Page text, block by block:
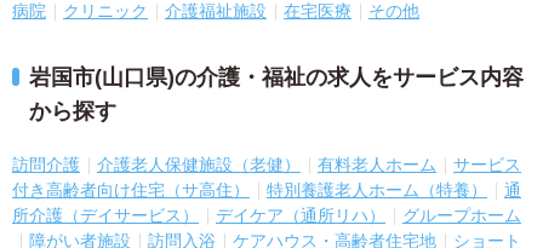
病院 クリニック 介護福祉施設 在宅医療 その他
岩国市(山口県)の介護・福祉の求人をサービス内容
から探す
訪問介護 介護老人保健施設（老健） 有料老人ホーム
サービス
付き高齢者向け住宅（サ高住）
特別養護老人ホーム（特養）
通
所介護（デイサービス）
デイケア（通所リハ）
グループホーム
障がい者施設
訪問入浴 ケアハウス・高齢者住宅地
ショート